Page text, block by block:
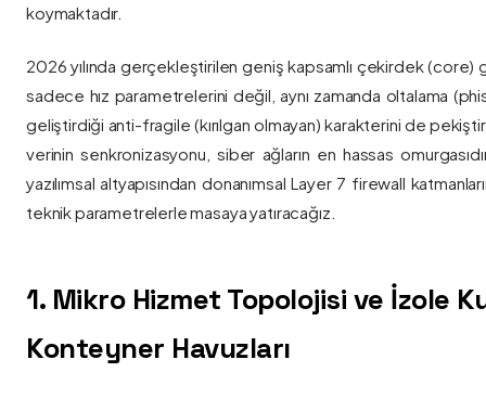
koymaktadır.
2026 yılında gerçekleştirilen geniş kapsamlı çekirdek
sadece hız parametrelerini değil, aynı zamanda oltalama
geliştirdiği anti-fragile (kırılgan olmayan) karakterini de
verinin senkronizasyonu, siber ağların en hassas
yazılımsal altyapısından donanımsal Layer 7 firewall
teknik parametrelerle masaya yatıracağız.
1. Mikro Hizmet Topolojisi ve İzole
Konteyner Havuzları